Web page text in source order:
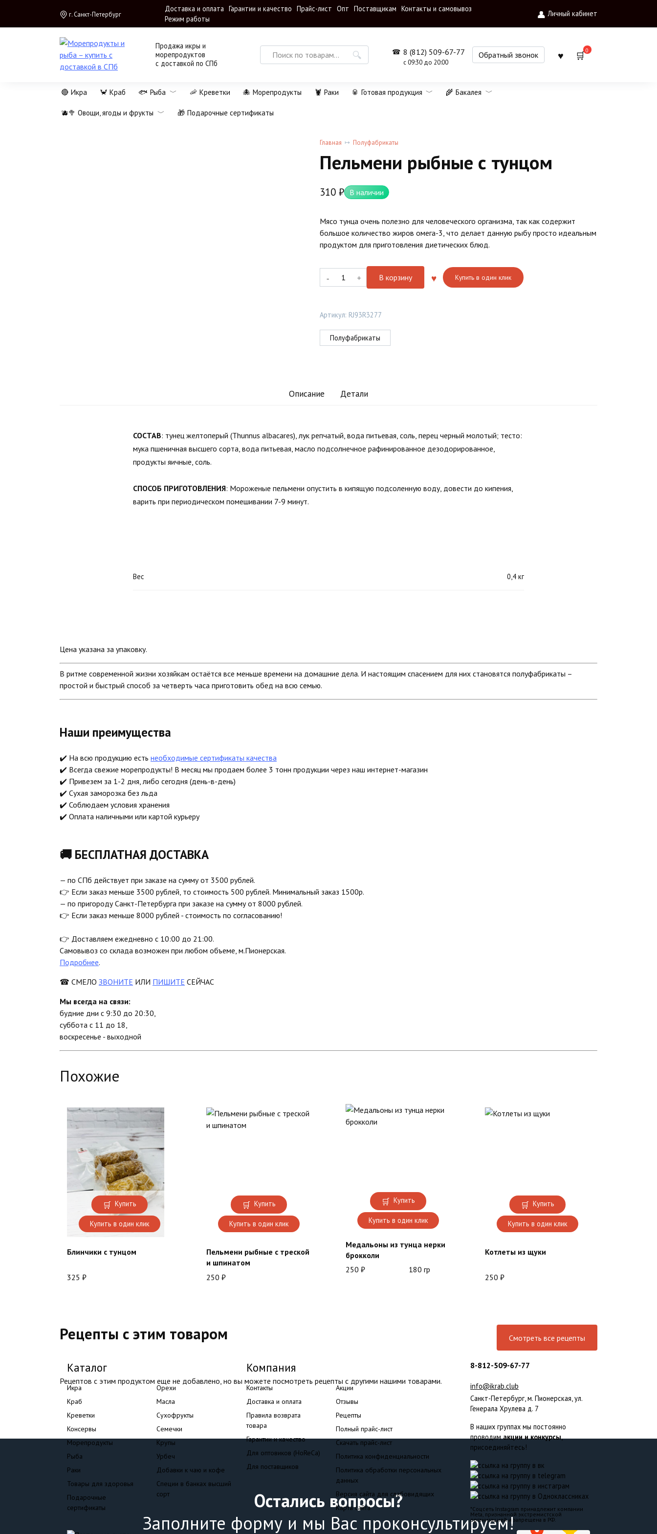
содержанию
г. Санкт-Петербург
Доставка и оплата Гарантии и качество Прайс-лист Опт Поставщикам Контакты и самовывоз
Режим работы
Личный кабинет
Продажа икры и
морепродуктов
с доставкой по СПб
Search
for:
8 (812) 509-67-77
с 09:30 до 20:00
Обратный звонок
0
🔴 Икра 🦀 Краб 🐟 Рыба 🦐 Креветки 🐙 Морепродукты 🦞 Раки 🥫 Готовая продукция 🌾 Бакалея
🫐🥦 Овощи, ягоды и фрукты 🎁 Подарочные сертификаты
Главная Полуфабрикаты
Пельмени рыбные с тунцом
310 ₽ В наличии
Мясо тунца очень полезно для человеческого организма, так как содержит
большое количество жиров омега-3, что делает данную рыбу просто идеальным
продуктом для приготовления диетических блюд.
Количество
товара
с
тунцом
В корзину Купить в один клик
Артикул: RJ93R3277
Полуфабрикаты
Описание Детали
СОСТАВ: тунец желтоперый (Thunnus albacares), лук репчатый, вода питьевая, соль, перец черный молотый; тесто:
мука пшеничная высшего сорта, вода питьевая, масло подсолнечное рафинированное дезодорированное,
продукты яичные, соль.
СПОСОБ ПРИГОТОВЛЕНИЯ: Мороженые пельмени опустить в кипящую подсоленную воду, довести до кипения,
варить при периодическом помешивании 7-9 минут.
Вес 0,4 кг
Цена указана за упаковку.
В ритме современной жизни хозяйкам остаётся все меньше времени на домашние дела. И настоящим спасением для них становятся полуфабрикаты –
простой и быстрый способ за четверть часа приготовить обед на всю семью.
Наши преимущества
✔️ На всю продукцию есть необходимые сертификаты качества
✔️ Всегда свежие морепродукты! В месяц мы продаем более 3 тонн продукции через наш интернет-магазин
✔️ Привезем за 1-2 дня, либо сегодня (день-в-день)
✔️ Сухая заморозка без льда
✔️ Соблюдаем условия хранения
✔️ Оплата наличными или картой курьеру
🚚 БЕСПЛАТНАЯ ДОСТАВКА
— по СПб действует при заказе на сумму от 3500 рублей.
👉 Если заказ меньше 3500 рублей, то стоимость 500 рублей. Минимальный заказ 1500р.
— по пригороду Санкт-Петербурга при заказе на сумму от 8000 рублей.
👉 Если заказ меньше 8000 рублей - стоимость по согласованию!
👉 Доставляем ежедневно с 10:00 до 21:00.
Самовывоз со склада возможен при любом объеме, м.Пионерская.
Подробнее.
☎ СМЕЛО ЗВОНИТЕ ИЛИ ПИШИТЕ СЕЙЧАС
Мы всегда на связи:
будние дни с 9:30 до 20:30,
суббота с 11 до 18,
воскресенье - выходной
Похожие
Купить
Купить в один клик
Блинчики с тунцом
325 ₽
Купить
Купить в один клик
Пельмени рыбные с треской
и шпинатом
250 ₽
Купить
Купить в один клик
Медальоны из тунца нерки
брокколи
250 ₽ 180 гр
Купить
Купить в один клик
Котлеты из щуки
250 ₽
Рецепты с этим товаром Смотреть все рецепты
Рецептов с этим продуктом еще не добавлено, но вы можете посмотреть рецепты с другими нашими товарами.
Остались вопросы?
Заполните форму и мы Вас проконсультируем!
Каталог
Икра
Краб
Креветки
Консервы
Морепродукты
Рыба
Раки
Товары для здоровья
Подарочные
сертификаты
Орехи
Масла
Сухофрукты
Семечки
Крупы
Урбеч
Добавки к чаю и кофе
Специи в банках высший
сорт
Компания
Контакты
Доставка и оплата
Правила возврата
товара
Гарантии и качество
Для оптовиков (HoReCa)
Для поставщиков
Акции
Отзывы
Рецепты
Полный прайс-лист
Скачать прайс-лист
Политика конфиденциальности
Политика обработки персональных
данных
Версия сайта для слабовидящих
Карта сайта
8-812-509-67-77
info@ikrab.club
Санкт-Петербург, м. Пионерская, ул.
Генерала Хрулева д. 7
В наших группах мы постоянно
проводимакции и конкурсы,
присоединяйтесь!
*Соцсеть Instagram принадлежит компании
Meta, признанной экстремистской
организацией и запрещена в РФ.